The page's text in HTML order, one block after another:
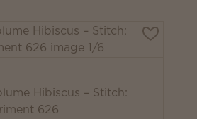
Hibiscus – Stitch:
626